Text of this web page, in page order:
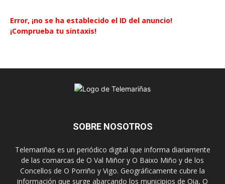
Error, ¡no se ha establecido el ID del anuncio!
¡Comprueba tu sintaxis!
SOBRE NOSOTROS
Telemariñas es un periódico digital que informa diariamente
de las comarcas de O Val Miñor y O Baixo Miño y de los
Concellos de O Porriño y Vigo. Geográficamente cubre la
información que surge abarcando los municipios de Oia, O